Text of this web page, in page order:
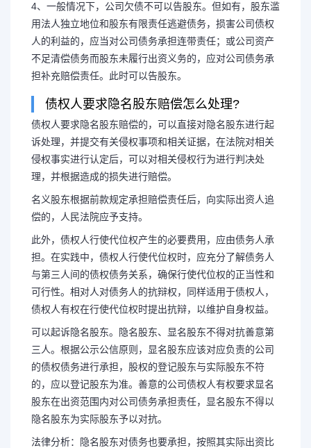
4、一般情况下，公司欠债不可以告股东。但如有，股东滥
用法人独立地位和股东有限责任逃避债务，损害公司债权
人的利益的，应当对公司债务承担连带责任；或公司资产
不足清偿债务而股东未履行出资义务的，应对公司债务承
担补充赔偿责任。此时可以告股东。
债权人要求隐名股东赔偿怎么处理?
债权人要求隐名股东赔偿的，可以直接对隐名股东进行起
诉处理，并提交有关侵权事项和相关证据，在法院对相关
侵权事实进行认定后，可以对相关侵权行为进行判决处
理，并根据造成的损失进行赔偿。
名义股东根据前款规定承担赔偿责任后，向实际出资人追
偿的，人民法院应予支持。
此外，债权人行使代位权产生的必要费用，应由债务人承
担。在实践中，债权人行使代位权时，应充分了解债务人
与第三人间的债权债务关系，确保行使代位权的正当性和
可行性。相对人对债务人的抗辩权，同样适用于债权人，
债权人有权在行使代位权时提出抗辩，以维护自身权益。
可以起诉隐名股东。隐名股东、显名股东不得对抗善意第
三人。根据公示公信原则，显名股东应该对应负责的公司
的债权债务进行承担，股权的登记股东与实际股东不符
的，应以登记股东为准。善意的公司债权人有权要求显名
股东在出资范围内对公司债务承担责任，显名股东不得以
隐名股东为实际股东予以对抗。
法律分析：隐名股东对债务也要承担，按照其实际出资比
长按图片识别二维